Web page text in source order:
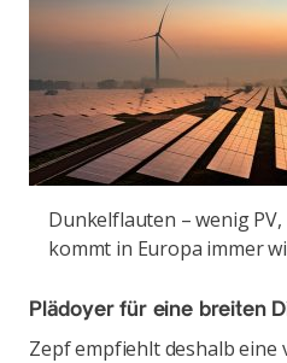
Dunkelflauten – wenig
kommt in Europa immer
Plädoyer für eine breiten
Zepf empfiehlt deshalb eine